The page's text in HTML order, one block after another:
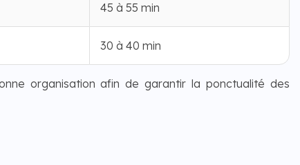
45 à 55 min
30 à 40 min
organisation afin de garantir la ponctualité des